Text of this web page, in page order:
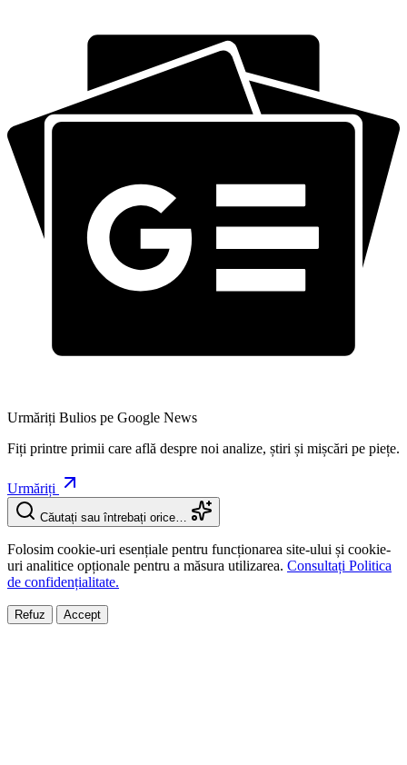
Urmăriți Bulios pe Google News
Fiți printre primii care află despre noi analize, știri și mișcări pe piețe.
Urmăriți
Căutați sau întrebați orice…
Folosim cookie-uri esențiale pentru funcționarea site-ului și cookie-
uri analitice opționale pentru a măsura utilizarea. Consultați Politica
de confidențialitate.
Refuz Accept